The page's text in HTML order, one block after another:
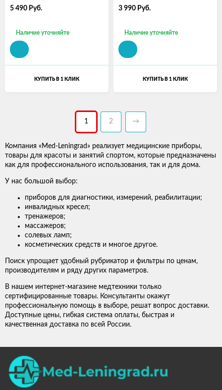
5 490 Руб.
Наличие уточняйте
КУПИТЬ В 1 КЛИК
3 990 Руб.
Наличие уточняйте
КУПИТЬ В 1 КЛИК
1 2 →
Компания «Med-Leningrad» реализует медицинские приборы,
товары для красоты и занятий спортом, которые предназначены
как для профессионального использования, так и для дома.
У нас большой выбор:
приборов для диагностики, измерений, реабилитации;
инвалидных кресел;
тренажеров;
массажеров;
солевых ламп;
косметических средств и многое другое.
Поиск упрощает удобный рубрикатор и фильтры по ценам,
производителям и ряду других параметров.
В нашем интернет-магазине медтехники только
сертифицированные товары. Консультанты окажут
профессиональную помощь в выборе, решат вопрос доставки.
Доступные цены, гибкая система оплаты, быстрая и
качественная доставка по всей России.